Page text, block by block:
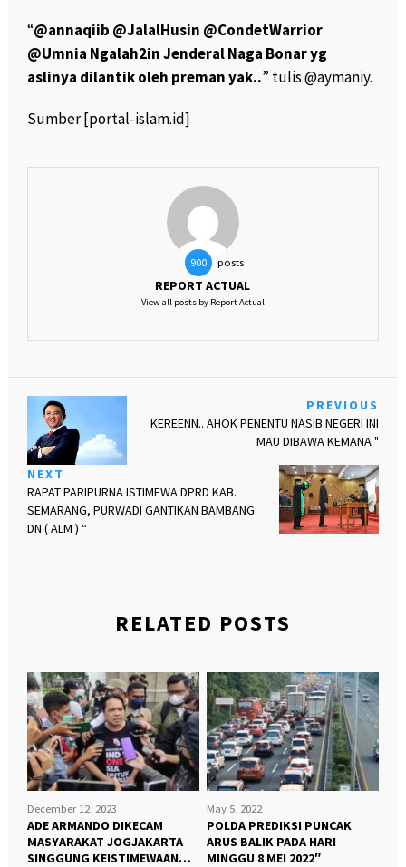
“@annaqiib @JalalHusin @CondetWarrior
@Umnia Ngalah2in Jenderal Naga Bonar yg
aslinya dilantik oleh preman yak..” tulis @aymaniy.
Sumber [portal-islam.id]
900 posts
REPORT ACTUAL
View all posts by Report Actual
PREVIOUS
KEREENN.. AHOK PENENTU NASIB NEGERI INI
MAU DIBAWA KEMANA "
NEXT
RAPAT PARIPURNA ISTIMEWA DPRD KAB.
SEMARANG, PURWADI GANTIKAN BAMBANG
DN ( ALM ) “
RELATED POSTS
December 12, 2023
ADE ARMANDO DIKECAM
MASYARAKAT JOGJAKARTA
SINGGUNG KEISTIMEWAAN
May 5, 2022
POLDA PREDIKSI PUNCAK
ARUS BALIK PADA HARI
MINGGU 8 MEI 2022″